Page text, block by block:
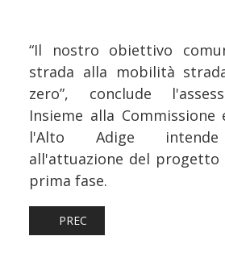
“Il nostro obiettivo
strada alla mobilità
zero”, conclude
Insieme alla Commissione
l'Alto Adige intende
all'attuazione del progetto
prima fase.
ARTICOLO PRECEDENTE:
PREC